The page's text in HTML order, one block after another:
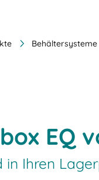
Behältersysteme
EQ
Ihren